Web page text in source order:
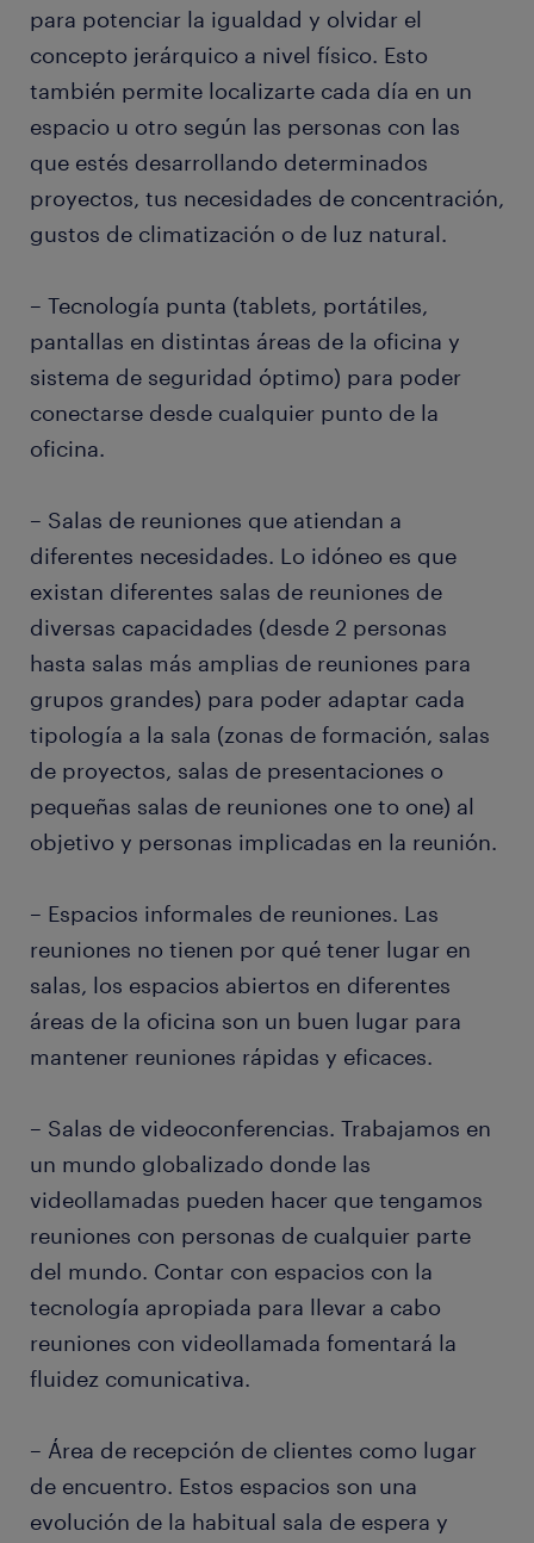
para potenciar la igualdad y olvidar el
concepto jerárquico a nivel físico. Esto
también permite localizarte cada día en un
espacio u otro según las personas con las
que estés desarrollando determinados
proyectos, tus necesidades de concentración,
gustos de climatización o de luz natural.
– Tecnología punta (tablets, portátiles,
pantallas en distintas áreas de la oficina y
sistema de seguridad óptimo) para poder
conectarse desde cualquier punto de la
oficina.
– Salas de reuniones que atiendan a
diferentes necesidades. Lo idóneo es que
existan diferentes salas de reuniones de
diversas capacidades (desde 2 personas
hasta salas más amplias de reuniones para
grupos grandes) para poder adaptar cada
tipología a la sala (zonas de formación, salas
de proyectos, salas de presentaciones o
pequeñas salas de reuniones one to one) al
objetivo y personas implicadas en la reunión.
– Espacios informales de reuniones. Las
reuniones no tienen por qué tener lugar en
salas, los espacios abiertos en diferentes
áreas de la oficina son un buen lugar para
mantener reuniones rápidas y eficaces.
– Salas de videoconferencias. Trabajamos en
un mundo globalizado donde las
videollamadas pueden hacer que tengamos
reuniones con personas de cualquier parte
del mundo. Contar con espacios con la
tecnología apropiada para llevar a cabo
reuniones con videollamada fomentará la
fluidez comunicativa.
– Área de recepción de clientes como lugar
de encuentro. Estos espacios son una
evolución de la habitual sala de espera y